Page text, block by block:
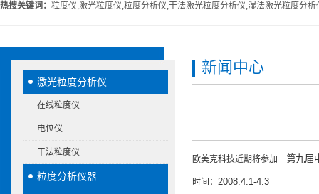
热搜关键词： 粒度仪,激光粒度仪,粒度分析仪,干法激光粒度分析仪,湿法激光粒度分析
激光粒度分析仪
在线粒度仪
电位仪
干法粒度仪
粒度分析仪器
新闻中心
欧美克科技近期将参加 第九届
时间： 2008.4.1-4.3